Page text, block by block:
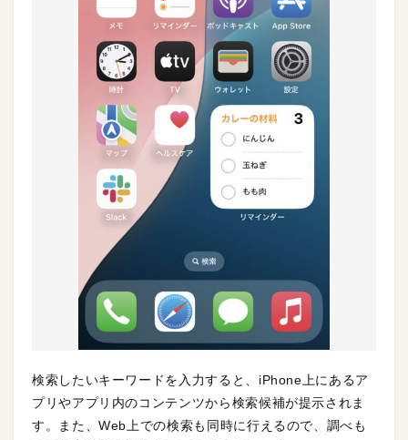
検索したいキーワードを入力すると、iPhone上にあるア
プリやアプリ内のコンテンツから検索候補が提示されま
す。また、Web上での検索も同時に行えるので、調べも